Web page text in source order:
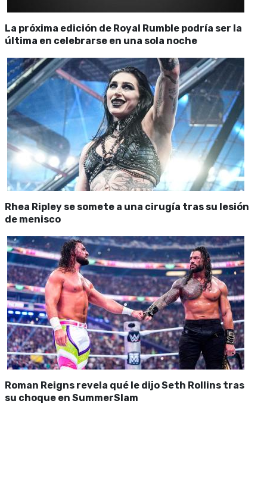
La próxima edición de Royal Rumble podría ser la
última en celebrarse en una sola noche
Rhea Ripley se somete a una cirugía tras su lesión
de menisco
Roman Reigns revela qué le dijo Seth Rollins tras
su choque en SummerSlam